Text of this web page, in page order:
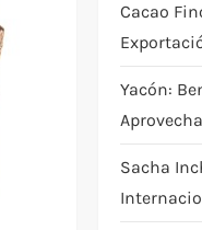
Cacao
Yacón:
Sacha